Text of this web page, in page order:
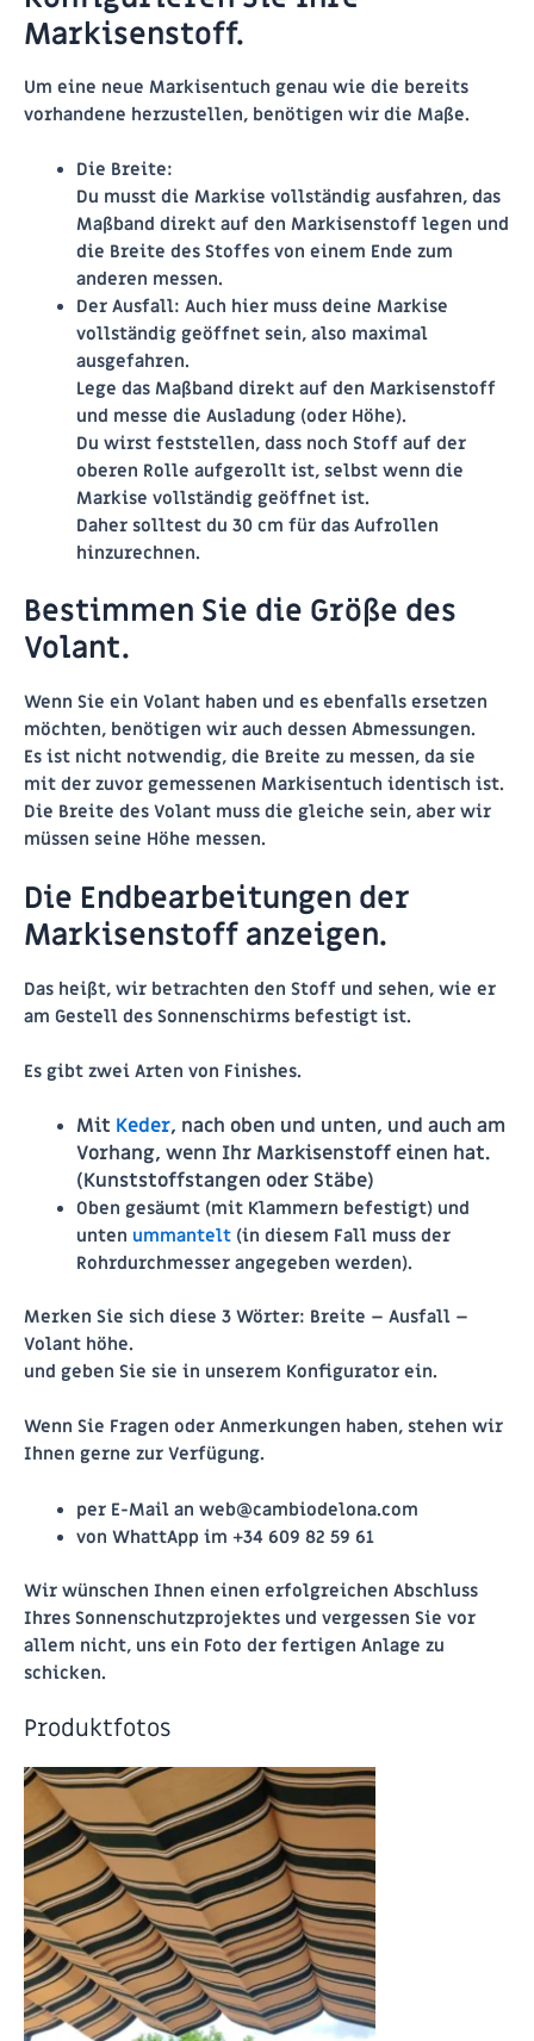
Markisenstoff.
Um eine neue Markisentuch genau wie die bereits
vorhandene herzustellen, benötigen wir die Maße.
Die Breite:
Du musst die Markise vollständig ausfahren, das
Maßband direkt auf den Markisenstoff legen und
die Breite des Stoffes von einem Ende zum
anderen messen.
Der Ausfall: Auch hier muss deine Markise
vollständig geöffnet sein, also maximal
ausgefahren.
Lege das Maßband direkt auf den Markisenstoff
und messe die Ausladung (oder Höhe).
Du wirst feststellen, dass noch Stoff auf der
oberen Rolle aufgerollt ist, selbst wenn die
Markise vollständig geöffnet ist.
Daher solltest du 30 cm für das Aufrollen
hinzurechnen.
Bestimmen Sie die Größe des
Volant.
Wenn Sie ein Volant haben und es ebenfalls ersetzen
möchten, benötigen wir auch dessen Abmessungen.
Es ist nicht notwendig, die Breite zu messen, da sie
mit der zuvor gemessenen Markisentuch identisch ist.
Die Breite des Volant muss die gleiche sein, aber wir
müssen seine Höhe messen.
Die Endbearbeitungen der
Markisenstoff anzeigen.
Das heißt, wir betrachten den Stoff und sehen, wie er
am Gestell des Sonnenschirms befestigt ist.
Es gibt zwei Arten von Finishes.
Mit Keder, nach oben und unten, und auch am
Vorhang, wenn Ihr Markisenstoff einen hat.
(Kunststoffstangen oder Stäbe)
Oben gesäumt (mit Klammern befestigt) und
unten ummantelt(in diesem Fall muss der
Rohrdurchmesser angegeben werden).
Merken Sie sich diese 3 Wörter: Breite – Ausfall –
Volant höhe.
und geben Sie sie in unserem Konfigurator ein.
Wenn Sie Fragen oder Anmerkungen haben, stehen wir
Ihnen gerne zur Verfügung.
per E-Mail an web@cambiodelona.com
von WhattApp im +34 609 82 59 61
Wir wünschen Ihnen einen erfolgreichen Abschluss
Ihres Sonnenschutzprojektes und vergessen Sie vor
allem nicht, uns ein Foto der fertigen Anlage zu
schicken.
Produktfotos